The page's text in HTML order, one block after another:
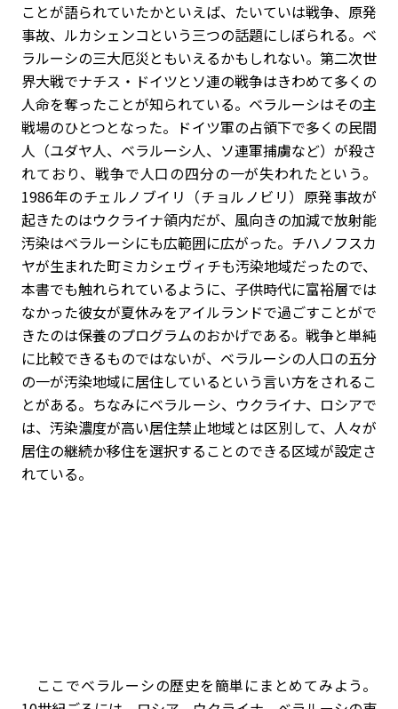
ことが語られていたかといえば、たいていは戦争、原発
事故、ルカシェンコという三つの話題にしぼられる。ベ
ラルーシの三大厄災ともいえるかもしれない。第二次世
界大戦でナチス・ドイツとソ連の戦争はきわめて多くの
人命を奪ったことが知られている。ベラルーシはその主
戦場のひとつとなった。ドイツ軍の占領下で多くの民間
人（ユダヤ人、ベラルーシ人、ソ連軍捕虜など）が殺さ
れており、戦争で人口の四分の一が失われたという。
1986年のチェルノブイリ（チョルノビリ）原発事故が
起きたのはウクライナ領内だが、風向きの加減で放射能
汚染はベラルーシにも広範囲に広がった。チハノフスカ
ヤが生まれた町ミカシェヴィチも汚染地域だったので、
本書でも触れられているように、子供時代に富裕層では
なかった彼女が夏休みをアイルランドで過ごすことがで
きたのは保養のプログラムのおかげである。戦争と単純
に比較できるものではないが、ベラルーシの人口の五分
の一が汚染地域に居住しているという言い方をされるこ
とがある。ちなみにベラルーシ、ウクライナ、ロシアで
は、汚染濃度が高い居住禁止地域とは区別して、人々が
居住の継続か移住を選択することのできる区域が設定さ
れている。
ここでベラルーシの歴史を簡単にまとめてみよう。